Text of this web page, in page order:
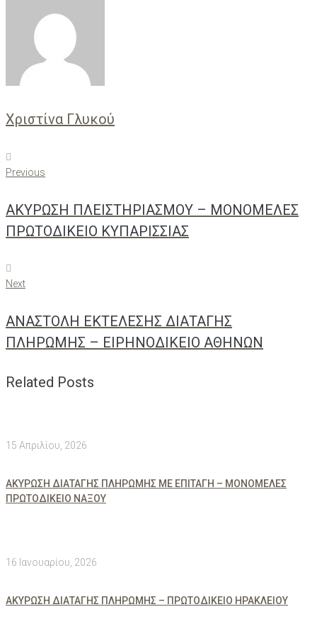
Χριστίνα Γλυκού
Πλοήγηση
άρθρων
Previous
Previous
ΑΚΥΡΩΣΗ ΠΛΕΙΣΤΗΡΙΑΣΜΟΥ – ΜΟΝΟΜΕΛΕΣ
ΠΡΩΤΟΔΙΚΕΙΟ ΚΥΠΑΡΙΣΣΙΑΣ
Next
Next
ΑΝΑΣΤΟΛΗ ΕΚΤΕΛΕΣΗΣ ΔΙΑΤΑΓΗΣ
ΠΛΗΡΩΜΗΣ – ΕΙΡΗΝΟΔΙΚΕΙΟ ΑΘΗΝΩΝ
Related Posts
15 Απριλίου, 2026
ΑΚΥΡΩΣΗ ΔΙΑΤΑΓΗΣ ΠΛΗΡΩΜΗΣ ΜΕ ΕΠΙΤΑΓΗ – ΜΟΝΟΜΕΛΕΣ
ΠΡΩΤΟΔΙΚΕΙΟ ΝΑΞΟΥ
16 Ιανουαρίου, 2026
ΑΚΥΡΩΣΗ ΔΙΑΤΑΓΗΣ ΠΛΗΡΩΜΗΣ – ΠΡΩΤΟΔΙΚΕΙΟ ΗΡΑΚΛΕΙΟΥ